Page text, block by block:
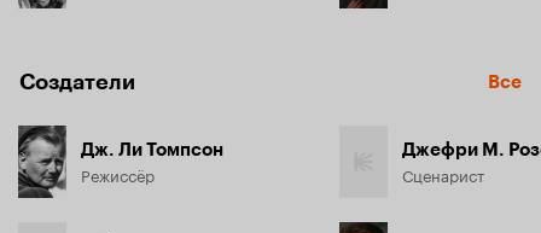
Создатели Все
Дж. Ли Томпсон
Режиссёр
Джефри М.
Сценарист